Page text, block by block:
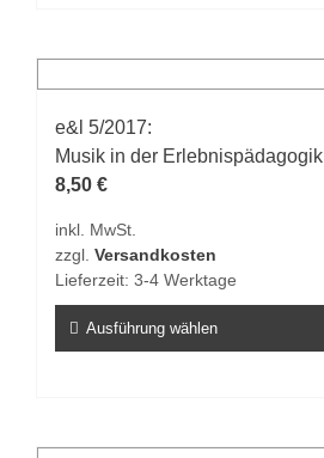
Varianten
auf.
Die
Optionen
auf
der
gewählt
werden
e&l 5/2017:
Musik in der Erlebnispädagogik
8,50 €
inkl. MwSt.
zzgl. Versandkosten
Lieferzeit: 3-4 Werktage
Ausführung wählen